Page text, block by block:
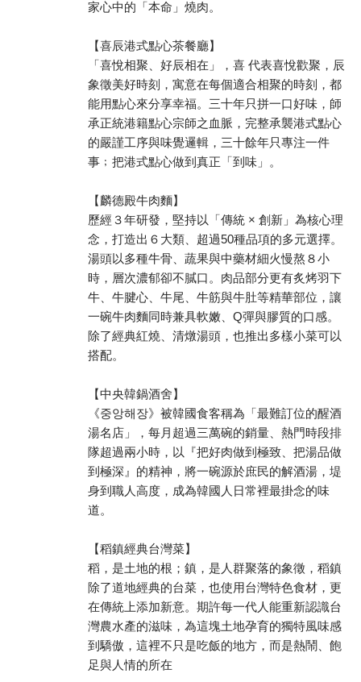
家心中的「本命」燒肉。
【喜辰港式點心茶餐廳】
「喜悅相聚、好辰相在」，喜 代表喜悅歡聚，辰
象徵美好時刻，寓意在每個適合相聚的時刻，都
能用點心來分享幸福。三十年只拼一口好味，師
承正統港籍點心宗師之血脈，完整承襲港式點心
的嚴謹工序與味覺邏輯，三十餘年只專注一件
事﹔把港式點心做到真正「到味」。
【麟德殿牛肉麵】
歷經３年研發，堅持以「傳統 × 創新」為核心理
念，打造出６大類、超過50種品項的多元選擇。
湯頭以多種牛骨、蔬果與中藥材細火慢熬８小
時，層次濃郁卻不膩口。肉品部分更有炙烤羽下
牛、牛腱心、牛尾、牛筋與牛肚等精華部位，讓
一碗牛肉麵同時兼具軟嫩、Q彈與膠質的口感。
除了經典紅燒、清燉湯頭，也推出多樣小菜可以
搭配。
【中央韓鍋酒舍】
《중앙해장》被韓國食客稱為「最難訂位的醒酒
湯名店」，每月超過三萬碗的銷量、熱門時段排
隊超過兩小時，以『把好肉做到極致、把湯品做
到極深』的精神，將一碗源於庶民的解酒湯，堤
身到職人高度，成為韓國人日常裡最掛念的味
道。
【稻鎮經典台灣菜】
稻，是土地的根；鎮，是人群聚落的象徵，稻鎮
除了道地經典的台菜，也使用台灣特色食材，更
在傳統上添加新意。期許每一代人能重新認識台
灣農水產的滋味，為這塊土地孕育的獨特風味感
到驕傲，這裡不只是吃飯的地方，而是熱鬧、飽
足與人情的所在